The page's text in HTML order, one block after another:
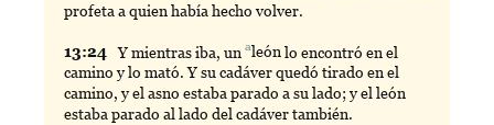
profeta a quien había hecho volver.
13:24 Ymientras iba, unaleónlo encontró en el
camino y lo mató. Y su cadáver quedó tirado en el
camino, y el asno estaba parado a su lado; y el león
estaba parado al lado del cadáver también.